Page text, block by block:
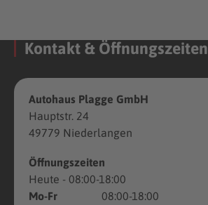
Kontakt & Öffnungszeiten
Autohaus Plagge GmbH
Hauptstr. 24
49779 Niederlangen
Öffnungszeiten
Heute - 08:00-18:00
Mo-Fr
08:00-18:00